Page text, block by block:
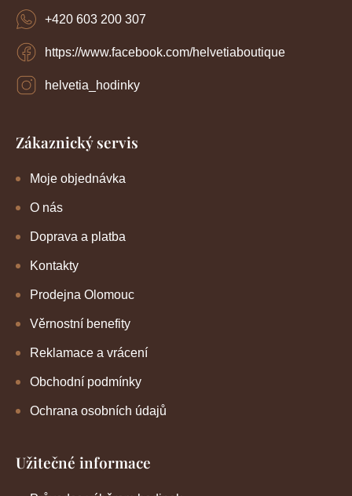
https://www.facebook.com/helvetiaboutique
helvetia_hodinky
+420 603 200 307
Zákaznický servis
Moje objednávka
O nás
Doprava a platba
Kontakty
Prodejna Olomouc
Věrnostní benefity
Reklamace a vrácení
Obchodní podmínky
Ochrana osobních údajů
Užitečné informace